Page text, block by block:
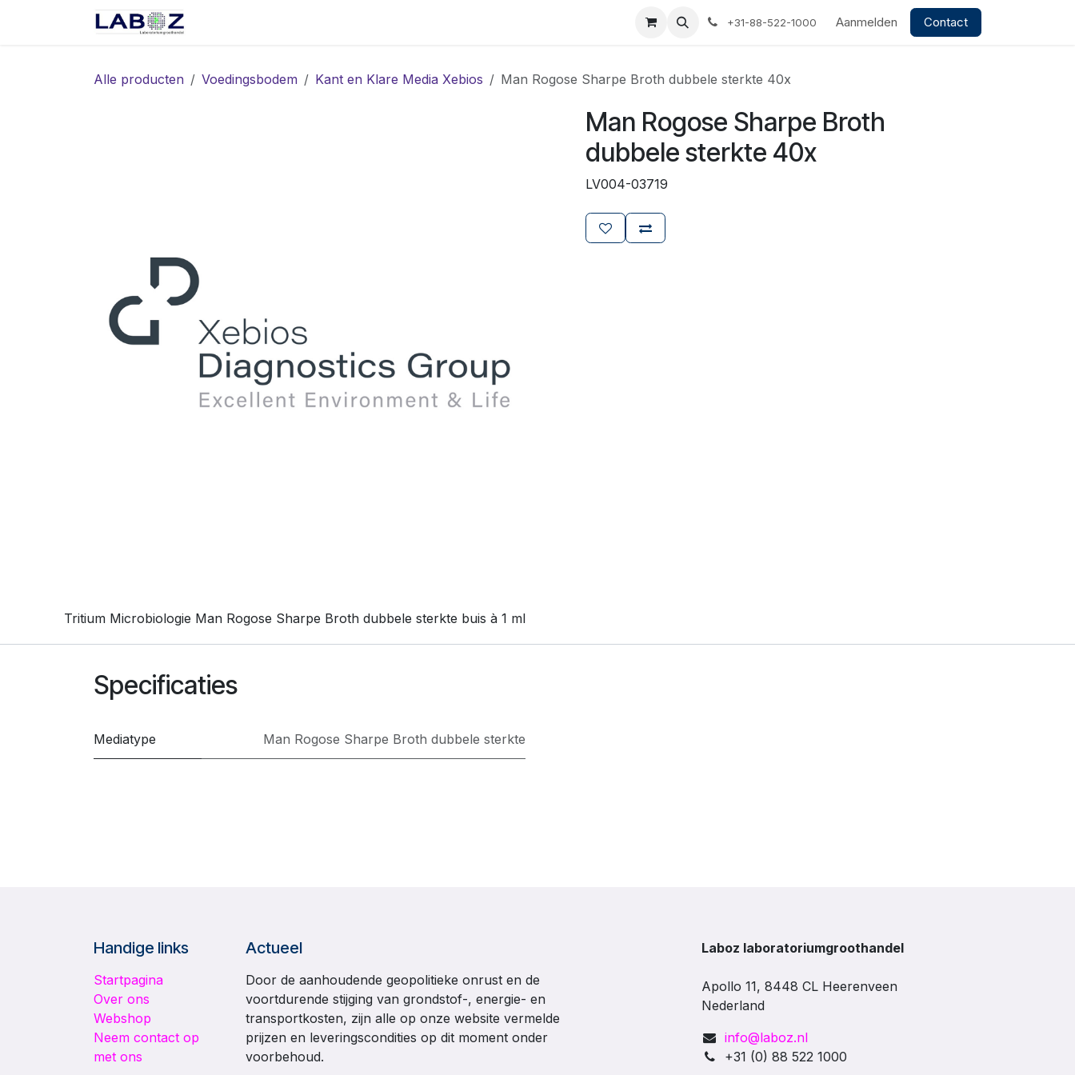
Klant worden +31-88-522-1000 Aanmelden Contact
Alle producten Voedingsbodem Kant en Klare Media Xebios Man Rogose Sharpe Broth dubbele sterkte 40x
Man Rogose Sharpe Broth
dubbele sterkte 40x
LV004-03719
Tritium Microbiologie Man Rogose Sharpe Broth dubbele sterkte buis à 1 ml
Specificaties
Mediatype Man Rogose Sharpe Broth dubbele sterkte
Handige links
Startpagina
Over ons
Webshop
Neem contact op
met ons
Actueel
Door de aanhoudende geopolitieke onrust en de
voortdurende stijging van grondstof-, energie- en
transportkosten, zijn alle op onze website vermelde
prijzen en leveringscondities op dit moment onder
voorbehoud.
Laboz laboratoriumgroothandel
Apollo 11, 8448 CL Heerenveen
Nederland
info@laboz.nl
+31 (0) 88 522 1000